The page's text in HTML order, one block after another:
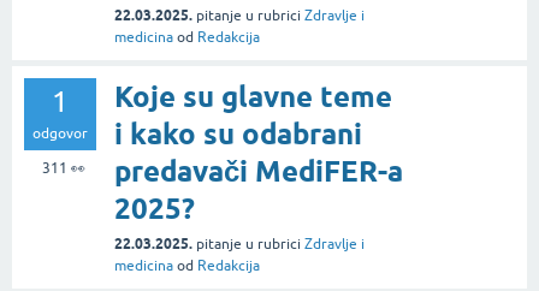
22.03.2025. pitanje u rubrici Zdravlje i
medicina od Redakcija
1
odgovor
311 👀
Koje su glavne teme
i kako su odabrani
predavači MediFER-a
2025?
22.03.2025. pitanje u rubrici Zdravlje i
medicina od Redakcija